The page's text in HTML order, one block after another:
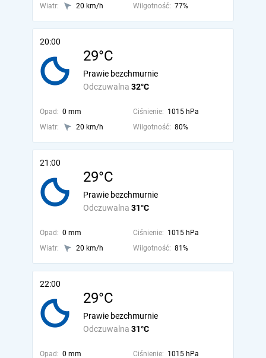
Wiatr:
20 km/h Wilgotność: 77%
20:00
29°C
Odczuwalna 32°C
Prawie bezchmurnie
Opad: 0 mm Ciśnienie: 1015 hPa
Wiatr:
20 km/h Wilgotność: 80%
21:00
29°C
Odczuwalna 31°C
Prawie bezchmurnie
Opad: 0 mm Ciśnienie: 1015 hPa
Wiatr:
20 km/h Wilgotność: 81%
22:00
29°C
Odczuwalna 31°C
Prawie bezchmurnie
Opad: 0 mm Ciśnienie: 1015 hPa